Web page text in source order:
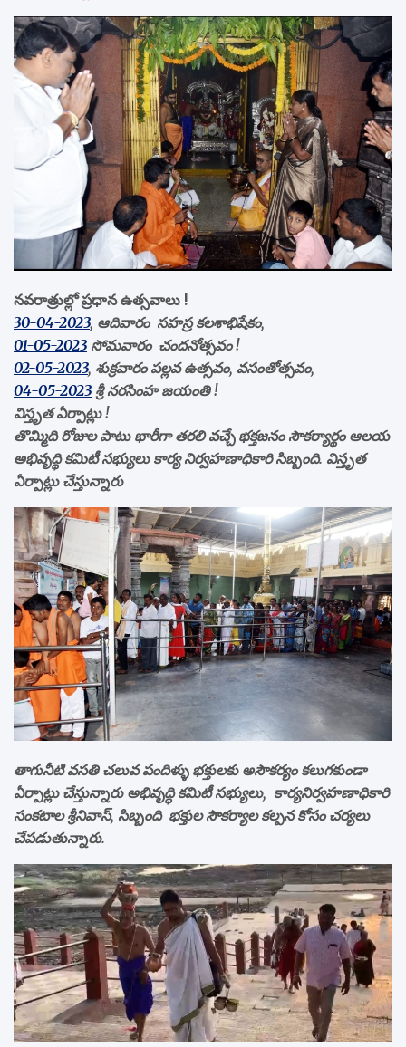
నవరాత్రుల్లో ప్రధాన ఉత్సవాలు !
30-04-2023, ఆదివారం సహస్ర కలశాభిషేకం,
01-05-2023 సోమవారం చందనోత్సవం !
02-05-2023, శుక్రవారం పల్లవ ఉత్సవం, వసంతోత్సవం,
04-05-2023 శ్రీ నరసింహ జయంతి !
విస్తృత ఏర్పాట్లు !
తొమ్మిది రోజుల పాటు భారీగా తరలి వచ్చే భక్తజనం సౌకర్యార్థం ఆలయ
అభివృద్ధి కమిటీ సభ్యులు కార్య నిర్వహణాధికారి సిబ్బంది. విస్తృత
ఏర్పాట్లు చేస్తున్నారు
తాగునీటి వసతి చలువ పందిళ్ళు భక్తులకు అసౌకర్యం కలుగకుండా
ఏర్పాట్లు చేస్తున్నారు అభివృద్ధి కమిటీ సభ్యులు, కార్యనిర్వహణాధికారి
సంకటాల శ్రీనివాస్, సిబ్బంది భక్తుల సౌకర్యాల కల్పన కోసం చర్యలు
చేపడుతున్నారు.